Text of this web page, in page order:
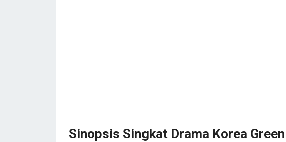
Sinopsis Singkat Drama Korea